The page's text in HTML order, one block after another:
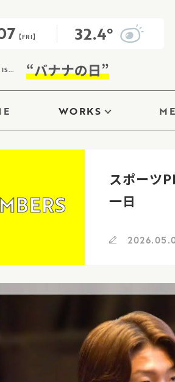
【FRI】 32.4°
“バナナの日”
WORKS
スポーツ
一日